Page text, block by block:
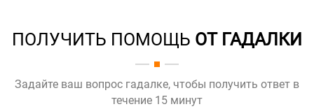
ПОЛУЧИТЬ ПОМОЩЬ ОТ ГАДАЛКИ
Задайте ваш вопрос гадалке, чтобы получить ответ в
течение 15 минут